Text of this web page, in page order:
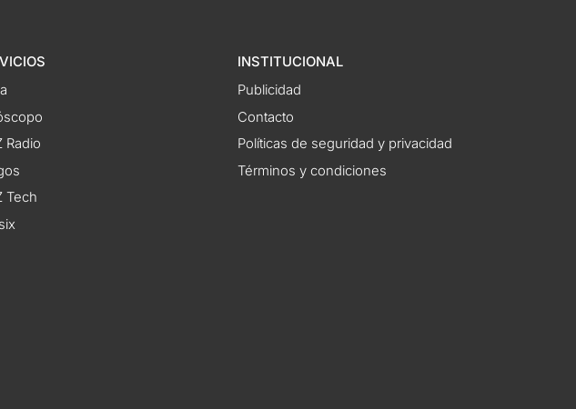
Radio
Tech
INSTITUCIONAL
Publicidad
Contacto
Políticas de seguridad y privacidad
Términos y condiciones